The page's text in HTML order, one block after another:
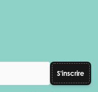
S'inscrire